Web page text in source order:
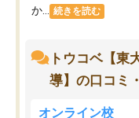
か...
続きを読む
トウコベ【東
導】の口コミ
オンライン校